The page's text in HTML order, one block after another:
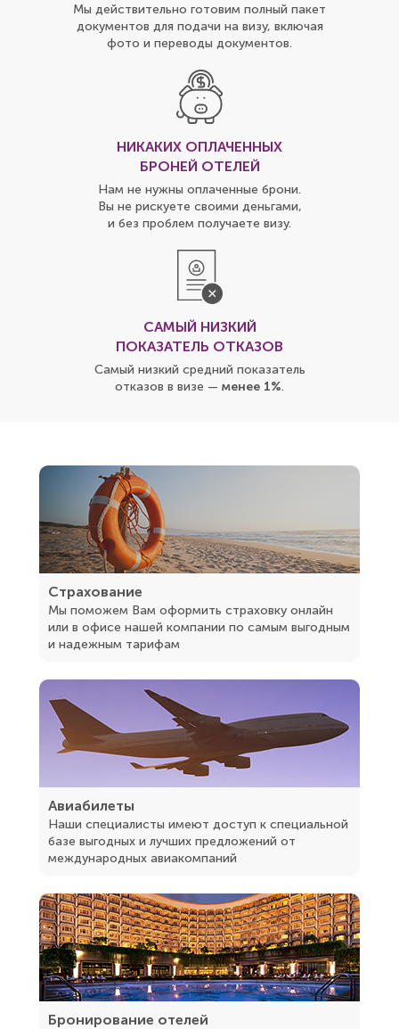
Мы действительно готовим полный пакет
документов для подачи на визу, включая
фото и переводы документов.
НИКАКИХ ОПЛАЧЕННЫХ
БРОНЕЙ ОТЕЛЕЙ
Нам не нужны оплаченные брони.
Вы не рискуете своими деньгами,
и без проблем получаете визу.
САМЫЙ НИЗКИЙ
ПОКАЗАТЕЛЬ ОТКАЗОВ
Самый низкий средний показатель
отказов в визе — менее 1%.
Страхование
Мы поможем Вам оформить страховку онлайн
или в офисе нашей компании по самым выгодным
и надежным тарифам
Авиабилеты
Наши специалисты имеют доступ к специальной
базе выгодных и лучших предложений от
международных авиакомпаний
Бронирование отелей